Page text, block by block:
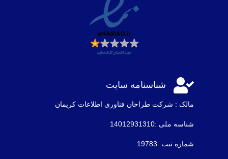
 شناسنامه سایت
مالک : شرکت طراحان فناوری اطلاعات كريمان
شناسه ملی :14012931310
شماره ثبت :19783